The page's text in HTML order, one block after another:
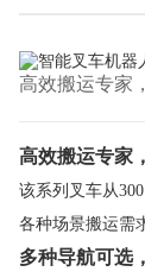
高效搬运专家
高效搬运专家
该系列叉车从
各种场景搬运需
多种导航可选